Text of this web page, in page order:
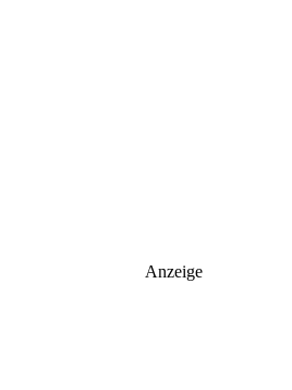
Anzeige